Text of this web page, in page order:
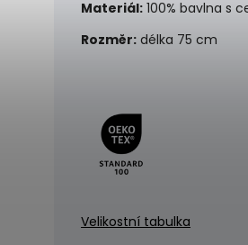
Materiál: 100% bavlna s
Rozměr: délka 75 cm
Velikostní tabulka